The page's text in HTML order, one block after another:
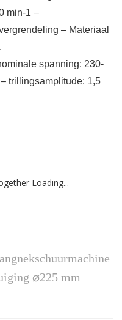
min-1 –
– Materiaal
spanning: 230-
trillingsamplitude: 1,5
Loading...
⌀225 mm